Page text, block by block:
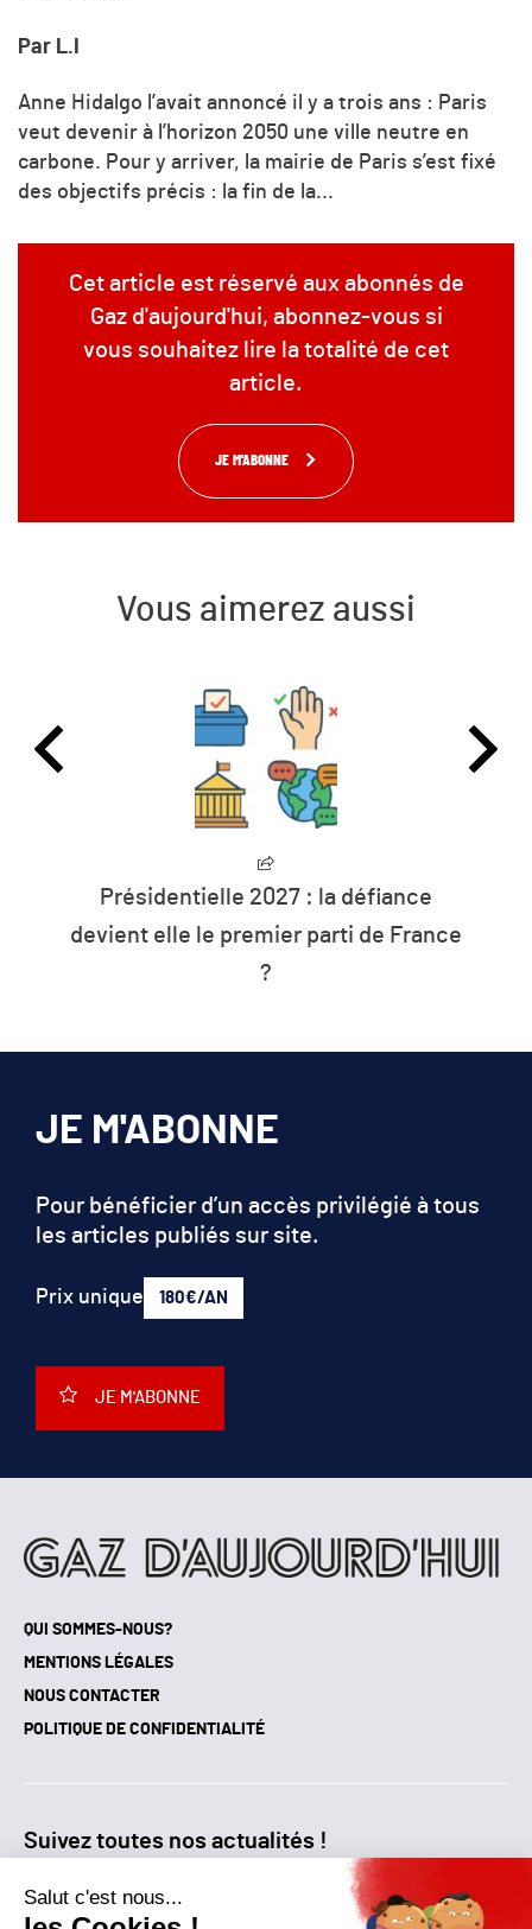
Par L.I
Anne Hidalgo l’avait annoncé il y a trois ans : Paris
veut devenir à l’horizon 2050 une ville neutre en
carbone. Pour y arriver, la mairie de Paris s’est fixé
des objectifs précis : la fin de la...
Cet article est réservé aux abonnés de
Gaz d'aujourd'hui, abonnez-vous si
vous souhaitez lire la totalité de cet
article.
JE M'ABONNE
Vous aimerez aussi
Présidentielle 2027 : la défiance
devient elle le premier parti de France
?
QUI SOMMES-NOUS?
MENTIONS LÉGALES
NOUS CONTACTER
POLITIQUE DE CONFIDENTIALITÉ
Suivez toutes nos actualités !
JE M'ABONNE
Pour bénéficier d’un accès privilégié à tous
les articles publiés sur site.
Prix unique 180€/AN
JE M'ABONNE